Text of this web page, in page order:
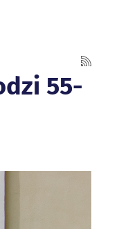
55-